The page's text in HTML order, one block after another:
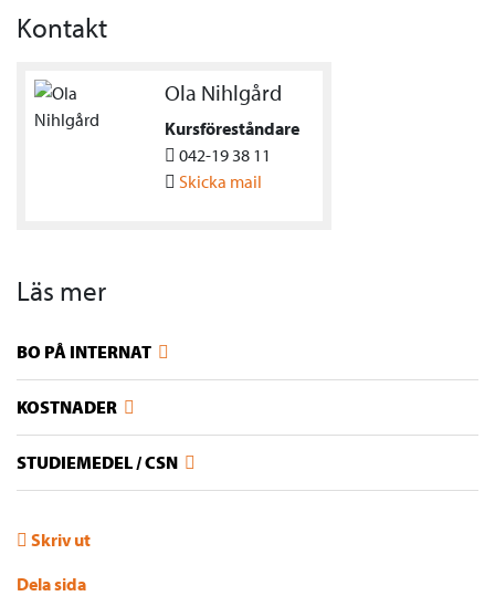
Kontakt
Ola Nihlgård
Kursföreståndare
042-19 38 11
Skicka mail
Läs mer
BO PÅ INTERNAT
KOSTNADER
STUDIEMEDEL / CSN
Skriv ut
Dela sida